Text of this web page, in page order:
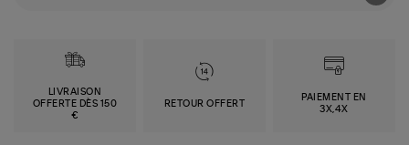
LIVRAISON
OFFERTE DÈS 150
€
RETOUR OFFERT
PAIEMENT EN
3X,4X